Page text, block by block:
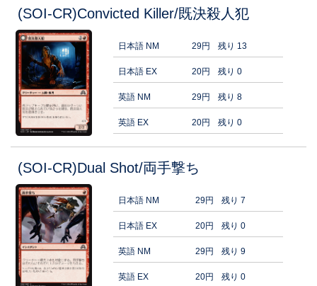
(SOI-CR)Convicted Killer/既決殺人犯
日本語 NM 29円 残り 13
日本語 EX 20円 残り 0
英語 NM 29円 残り 8
英語 EX 20円 残り 0
(SOI-CR)Dual Shot/両手撃ち
日本語 NM 29円 残り 7
日本語 EX 20円 残り 0
英語 NM 29円 残り 9
英語 EX 20円 残り 0